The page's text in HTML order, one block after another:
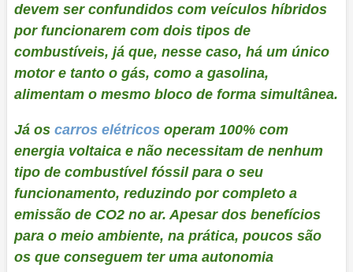
devem ser confundidos com veículos híbridos
por funcionarem com dois tipos de
combustíveis, já que, nesse caso, há um único
motor e tanto o gás, como a gasolina,
alimentam o mesmo bloco de forma simultânea.
Já os carros elétricosoperam 100% com
energia voltaica e não necessitam de nenhum
tipo de combustível fóssil para o seu
funcionamento, reduzindo por completo a
emissão de CO2 no ar. Apesar dos benefícios
para o meio ambiente, na prática, poucos são
os que conseguem ter uma autonomia